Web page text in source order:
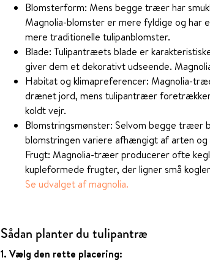
Blomsterform: Mens begge træer har
Magnolia-blomster er mere fyldige og har
mere traditionelle tulipanblomster.
Blade: Tulipantræets blade er
giver dem et dekorativt udseende.
Habitat og klimapreferencer: Magnolia-
drænet jord, mens tulipantræer
koldt vejr.
Blomstringsmønster: Selvom begge træer
blomstringen variere afhængigt af arten og
Frugt: Magnolia-træer producerer ofte
kupleformede frugter, der ligner små
Se udvalget af magnolia.
Sådan planter du tulipantræ
1. Vælg den rette placering: